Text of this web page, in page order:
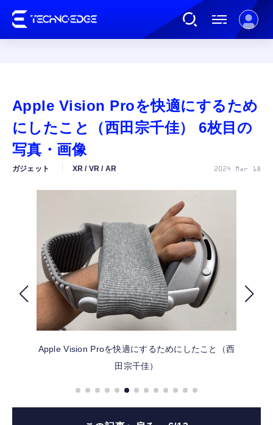
AI
カルチャー
公式ストア
FOLLOW US
Apple Vision Proを快適にするため
にしたこと（西田宗千佳） 6枚目の
写真・画像
ガジェット XR / VR / AR 2024 Mar 18
Apple Vision Proを快適にするためにしたこと（西
田宗千佳）